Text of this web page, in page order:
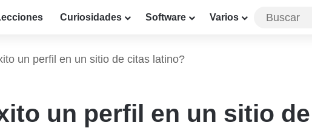
Curiosidades Software Varios
un perfil en un sitio de citas latino?
un perfil en un sitio